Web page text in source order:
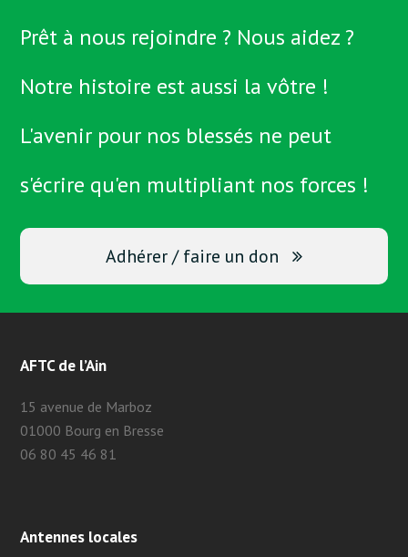
Prêt à nous rejoindre ? Nous aidez ?
Notre histoire est aussi la vôtre !
L'avenir pour nos blessés ne peut
s'écrire qu'en multipliant nos forces !
Adhérer / faire un don
AFTC de l’Ain
15 avenue de Marboz
01000 Bourg en Bresse
06 80 45 46 81
Antennes locales